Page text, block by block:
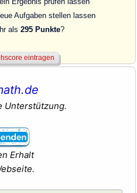
Aufgaben stellen lassen
als 295 Punkte?
Unterstützung.
Erhalt